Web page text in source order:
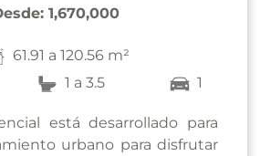
1,670,000
61.91 a 120.56 m²
1 a 3.5 1
está desarrollado para
urbano para disfrutar